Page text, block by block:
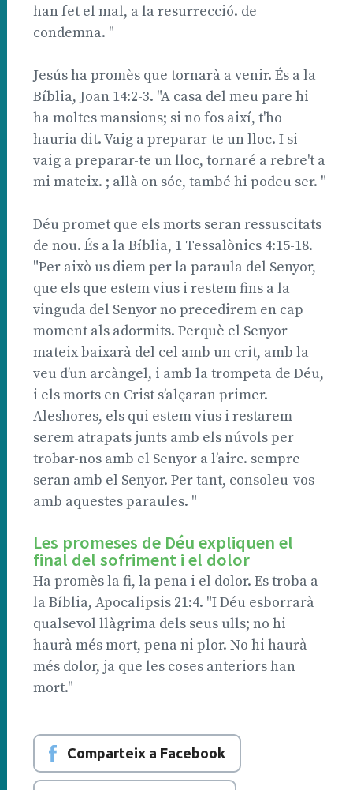
han fet el mal, a la resurrecció. de
condemna. "
Jesús ha promès que tornarà a venir. És a la
Bíblia, Joan 14:2-3. "A casa del meu pare hi
ha moltes mansions; si no fos així, t'ho
hauria dit. Vaig a preparar-te un lloc. I si
vaig a preparar-te un lloc, tornaré a rebre't a
mi mateix. ; allà on sóc, també hi podeu ser. "
Déu promet que els morts seran ressuscitats
de nou. És a la Bíblia, 1 Tessalònics 4:15-18.
"Per això us diem per la paraula del Senyor,
que els que estem vius i restem fins a la
vinguda del Senyor no precedirem en cap
moment als adormits. Perquè el Senyor
mateix baixarà del cel amb un crit, amb la
veu d’un arcàngel, i amb la trompeta de Déu,
i els morts en Crist s’alçaran primer.
Aleshores, els qui estem vius i restarem
serem atrapats junts amb els núvols per
trobar-nos amb el Senyor a l’aire. sempre
seran amb el Senyor. Per tant, consoleu-vos
amb aquestes paraules. "
Les promeses de Déu expliquen el
final del sofriment i el dolor
Ha promès la fi, la pena i el dolor. Es troba a
la Bíblia, Apocalipsis 21:4. "I Déu esborrarà
qualsevol llàgrima dels seus ulls; no hi
haurà més mort, pena ni plor. No hi haurà
més dolor, ja que les coses anteriors han
mort."
Comparteix a Facebook